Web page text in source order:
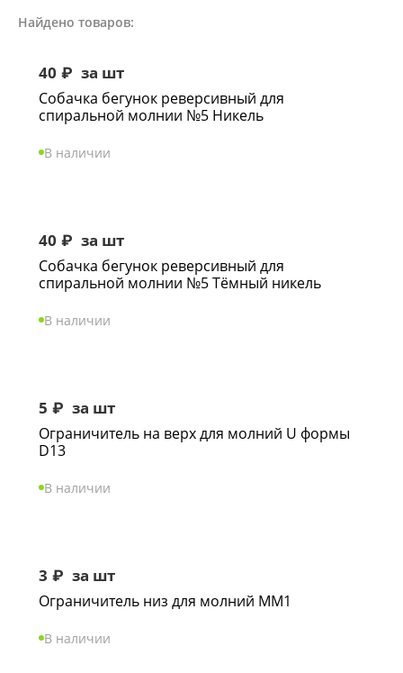
Найдено товаров:
40 ₽ за шт
Собачка бегунок реверсивный для
спиральной молнии №5 Никель
В наличии
40 ₽ за шт
Собачка бегунок реверсивный для
спиральной молнии №5 Тёмный никель
В наличии
5 ₽ за шт
Ограничитель на верх для молний U формы
D13
В наличии
3 ₽ за шт
Ограничитель низ для молний ММ1
В наличии